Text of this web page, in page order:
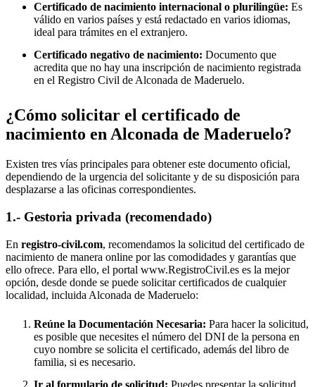
Certificado de nacimiento internacional o plurilingüe: Es
válido en varios países y está redactado en varios idiomas,
ideal para trámites en el extranjero.
Certificado negativo de nacimiento: Documento que
acredita que no hay una inscripción de nacimiento registrada
en el Registro Civil de Alconada de Maderuelo.
¿Cómo solicitar el certificado de
nacimiento enAlconada de Maderuelo?
Existen tres vías principales para obtener este documento oficial,
dependiendo de la urgencia del solicitante y de su disposición para
desplazarse a las oficinas correspondientes.
1.- Gestoria privada (recomendado)
En registro-civil.com, recomendamos la solicitud del certificado de
nacimiento de manera online por las comodidades y garantías que
ello ofrece. Para ello, el portal www.RegistroCivil.es es la mejor
opción, desde donde se puede solicitar certificados de cualquier
localidad, incluida Alconada de Maderuelo:
Reúne la Documentación Necesaria: Para hacer la solicitud,
es posible que necesites el número del DNI de la persona en
cuyo nombre se solicita el certificado, además del libro de
familia, si es necesario.
Ir al formulario de solicitud: Puedes presentar la solicitud